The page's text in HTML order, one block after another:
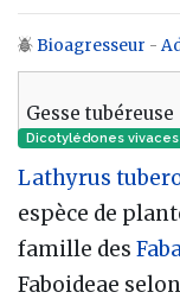
Aller à :
Bioagresseur -
Gesse tubéreuse
Dicotylédones vivaces
Lathyrus
espèce de
famille des
Faboideae